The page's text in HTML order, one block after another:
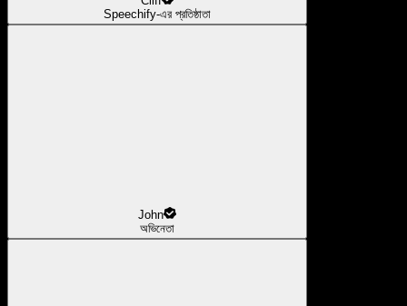
Speechify-এর প্রতিষ্ঠাতা
John
অভিনেতা